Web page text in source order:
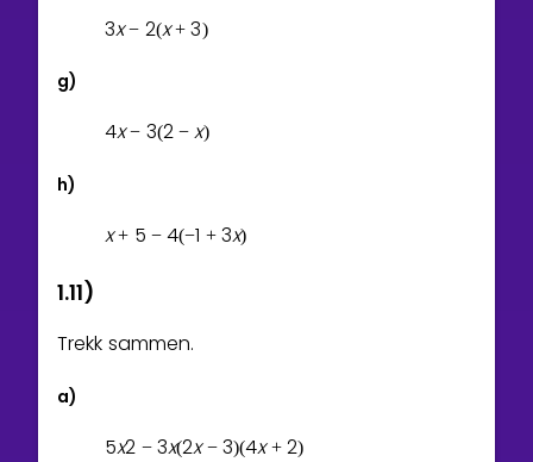
3x − 2(x + 3)
g)
4x − 3(2 − x)
h)
x + 5 − 4(−1 + 3x)
1.11)
Trekk sammen.
a)
5x2 − 3x(2x − 3)(4x + 2)